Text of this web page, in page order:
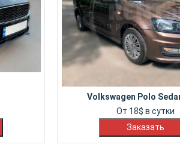
Volkswagen Polo
От 18$ в сутки